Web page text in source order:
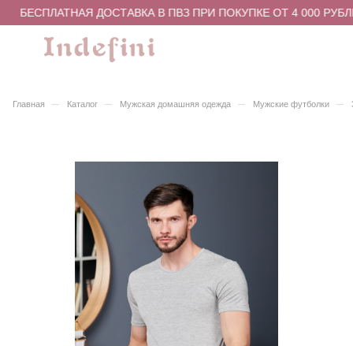
БЕСПЛАТНАЯ ДОСТАВКА В ПВЗ ПРИ ПОКУПКЕ ОТ 4 000
Главная – Каталог – Мужская домашняя одежда – Мужские футболки –